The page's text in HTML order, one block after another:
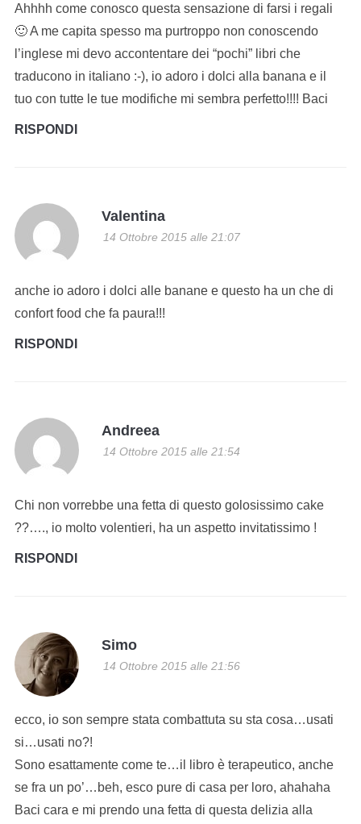
Ahhhh come conosco questa sensazione di farsi i regali
🙂 A me capita spesso ma purtroppo non conoscendo
l’inglese mi devo accontentare dei “pochi” libri che
traducono in italiano :-), io adoro i dolci alla banana e il
tuo con tutte le tue modifiche mi sembra perfetto!!!! Baci
RISPONDI
Valentina
14 Ottobre 2015 alle 21:07
anche io adoro i dolci alle banane e questo ha un che di
confort food che fa paura!!!
RISPONDI
Andreea
14 Ottobre 2015 alle 21:54
Chi non vorrebbe una fetta di questo golosissimo cake
??…., io molto volentieri, ha un aspetto invitatissimo !
RISPONDI
Simo
14 Ottobre 2015 alle 21:56
ecco, io son sempre stata combattuta su sta cosa…usati
si…usati no?!
Sono esattamente come te…il libro è terapeutico, anche
se fra un po’…beh, esco pure di casa per loro, ahahaha
Baci cara e mi prendo una fetta di questa delizia alla